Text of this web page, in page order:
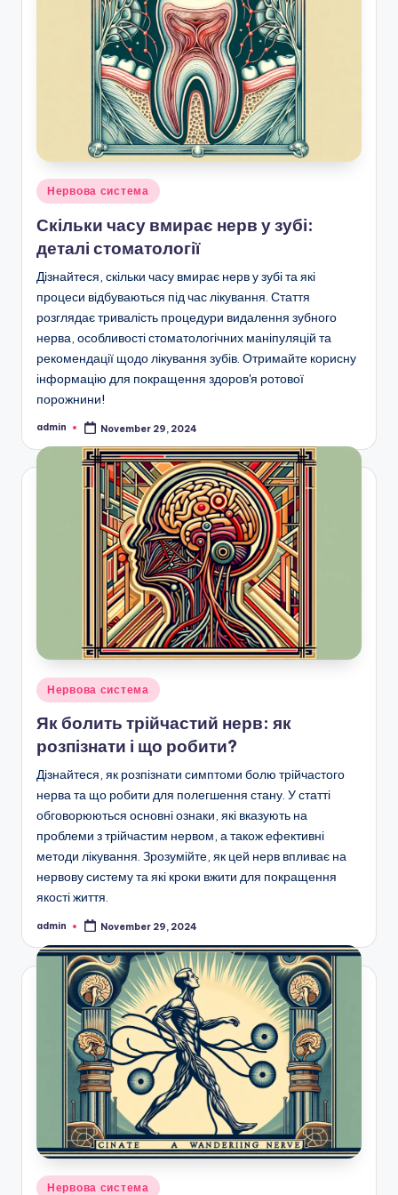
Posted
Нервова система
Скільки часу вмирає нерв у зубі:
деталі стоматології
Дізнайтеся, скільки часу вмирає нерв у зубі та які
процеси відбуваються під час лікування. Стаття
розглядає тривалість процедури видалення зубного
нерва, особливості стоматологічних маніпуляцій та
рекомендації щодо лікування зубів. Отримайте корисну
інформацію для покращення здоров'я ротової
порожнини!
Posted
admin November 29, 2024
Posted
in
Нервова система
Як болить трійчастий нерв: як
розпізнати і що робити?
Дізнайтеся, як розпізнати симптоми болю трійчастого
нерва та що робити для полегшення стану. У статті
обговорюються основні ознаки, які вказують на
проблеми з трійчастим нервом, а також ефективні
методи лікування. Зрозумійте, як цей нерв впливає на
нервову систему та які кроки вжити для покращення
якості життя.
Posted
admin November 29, 2024
Posted
Нервова система